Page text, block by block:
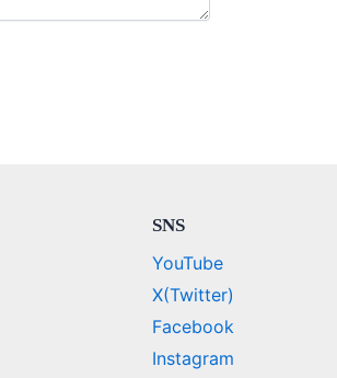
SNS
YouTube
X(Twitter)
Facebook
Instagram